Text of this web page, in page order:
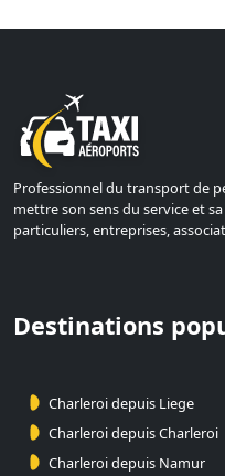
Professionnel du transport de
mettre son sens du service et
particuliers, entreprises,
Destinations
Charleroi depuis Liege
Charleroi depuis Charleroi
Charleroi depuis Namur